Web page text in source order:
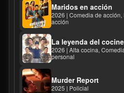
Maridos en acción
2026 | Comedia de
acción
La leyenda del
2026 | Alta cocina,
personal
Murder Report
2025 | Policial